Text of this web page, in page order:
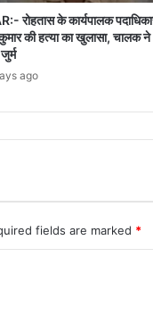
रोहतास के कार्यपालक
की हत्या का खुलासा, चालक ने
ago
fields are marked *